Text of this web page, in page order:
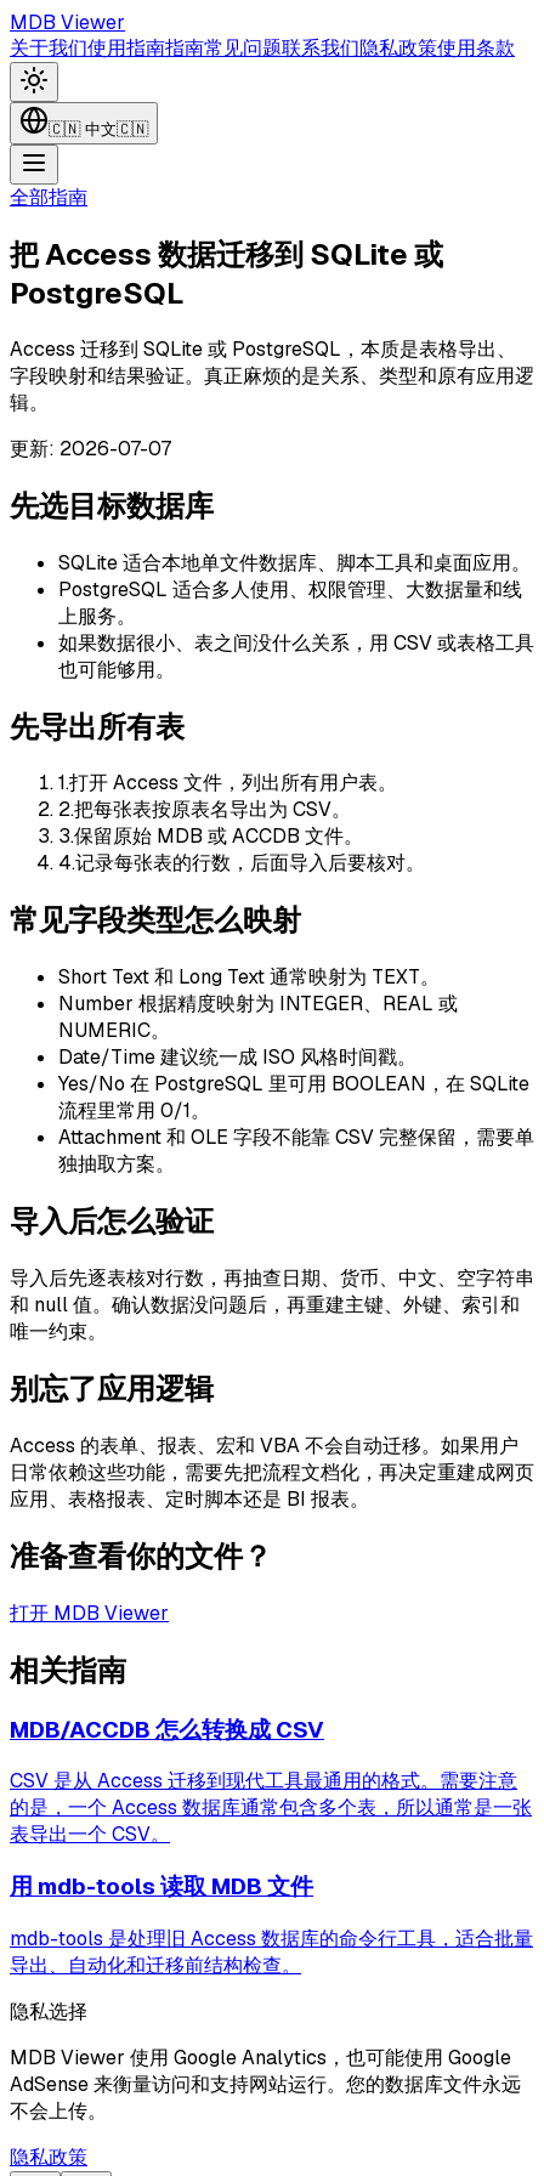
MDB Viewer
关于我们使用指南指南常见问题联系我们隐私政策使用条款
🇨🇳 中文🇨🇳
全部指南
把 Access 数据迁移到 SQLite 或
PostgreSQL
Access 迁移到 SQLite 或 PostgreSQL，本质是表格导出、
字段映射和结果验证。真正麻烦的是关系、类型和原有应用逻
辑。
更新: 2026-07-07
先选目标数据库
SQLite 适合本地单文件数据库、脚本工具和桌面应用。
PostgreSQL 适合多人使用、权限管理、大数据量和线
上服务。
如果数据很小、表之间没什么关系，用 CSV 或表格工具
也可能够用。
先导出所有表
1.打开 Access 文件，列出所有用户表。
2.把每张表按原表名导出为 CSV。
3.保留原始 MDB 或 ACCDB 文件。
4.记录每张表的行数，后面导入后要核对。
常见字段类型怎么映射
Short Text 和 Long Text 通常映射为 TEXT。
Number 根据精度映射为 INTEGER、REAL 或
NUMERIC。
Date/Time 建议统一成 ISO 风格时间戳。
Yes/No 在 PostgreSQL 里可用 BOOLEAN，在 SQLite
流程里常用 0/1。
Attachment 和 OLE 字段不能靠 CSV 完整保留，需要单
独抽取方案。
导入后怎么验证
导入后先逐表核对行数，再抽查日期、货币、中文、空字符串
和 null 值。确认数据没问题后，再重建主键、外键、索引和
唯一约束。
别忘了应用逻辑
Access 的表单、报表、宏和 VBA 不会自动迁移。如果用户
日常依赖这些功能，需要先把流程文档化，再决定重建成网页
应用、表格报表、定时脚本还是 BI 报表。
准备查看你的文件？
打开 MDB Viewer
相关指南
MDB/ACCDB 怎么转换成 CSV
CSV 是从 Access 迁移到现代工具最通用的格式。需要注意
的是，一个 Access 数据库通常包含多个表，所以通常是一张
表导出一个 CSV。
用 mdb-tools 读取 MDB 文件
mdb-tools 是处理旧 Access 数据库的命令行工具，适合批量
导出、自动化和迁移前结构检查。
隐私选择
MDB Viewer 使用 Google Analytics，也可能使用 Google
AdSense 来衡量访问和支持网站运行。您的数据库文件永远
不会上传。
隐私政策